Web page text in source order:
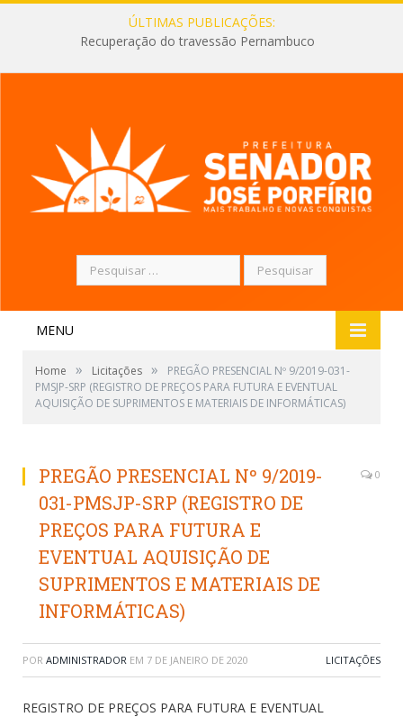
ÚLTIMAS PUBLICAÇÕES:
Recuperação do travessão Pernambuco
Pesquisar
por:
MENU
Home » Licitações »
PREGÃO PRESENCIAL Nº 9/2019-031-
PMSJP-SRP (REGISTRO DE PREÇOS PARA FUTURA E EVENTUAL
AQUISIÇÃO DE SUPRIMENTOS E MATERIAIS DE INFORMÁTICAS)
PREGÃO PRESENCIAL Nº 9/2019-
031-PMSJP-SRP (REGISTRO DE
PREÇOS PARA FUTURA E
EVENTUAL AQUISIÇÃO DE
SUPRIMENTOS E MATERIAIS DE
INFORMÁTICAS)
0
POR ADMINISTRADOR EM 7 DE JANEIRO DE 2020 LICITAÇÕES
REGISTRO DE PREÇOS PARA FUTURA E EVENTUAL